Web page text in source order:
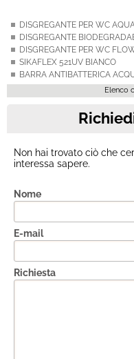
DISGREGANTE PER WC
DISGREGANTE
DISGREGANTE PER WC
SIKAFLEX 521UV BIANCO
BARRA ANTIBATTERICA
Elenco
Non hai trovato ciò che
interessa sapere.
Nome
E-mail
Richiesta